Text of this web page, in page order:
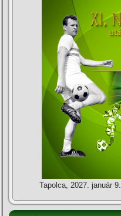
Tapolca, 2027. január 9.